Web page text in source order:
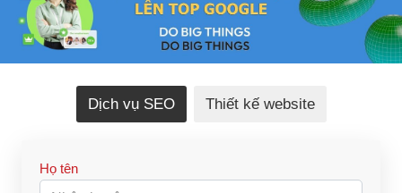
Dịch vụ SEO Thiết kế website
Họ tên